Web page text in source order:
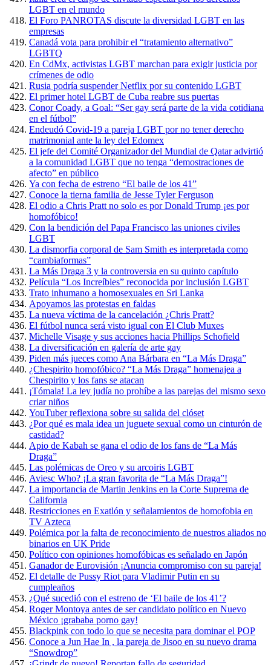
LGBT en el mundo
El Foro PANROTAS discute la diversidad LGBT en las
empresas
Canadá vota para prohibir el “tratamiento alternativo”
LGBTQ
En CdMx, activistas LGBT marchan para exigir justicia por
crímenes de odio
Rusia podría suspender Netflix por su contenido LGBT
El primer hotel LGBT de Cuba reabre sus puertas
Conor Coady, a Goal: “Ser gay será parte de la vida cotidiana
en el fútbol”
Endeudó Covid-19 a pareja LGBT por no tener derecho
matrimonial ante la ley del Edomex
El jefe del Comité Organizador del Mundial de Qatar advirtió
a la comunidad LGBT que no tenga “demostraciones de
afecto” en público
Ya con fecha de estreno “El baile de los 41”
Conoce la tierna familia de Jesse Tyler Ferguson
El odio a Chris Pratt no solo es por Donald Trump ¡es por
homofóbico!
Con la bendición del Papa Francisco las uniones civiles
LGBT
La dismorfia corporal de Sam Smith es interpretada como
“cambiaformas”
La Más Draga 3 y la controversia en su quinto capítulo
Película “Los Increíbles” reconocida por inclusión LGBT
Trato inhumano a homosexuales en Sri Lanka
Apoyamos las protestas en faldas
La nueva víctima de la cancelación ¿Chris Pratt?
El fútbol nunca será visto igual con El Club Muxes
Michelle Visage y sus acciones hacia Phillips Schofield
La diversificación en galería de arte gay
Piden más jueces como Ana Bárbara en “La Más Draga”
¿Chespirito homofóbico? “La Más Draga” homenajea a
Chespirito y los fans se atacan
¡Tómala! La ley judía no prohíbe a las parejas del mismo sexo
criar niños
YouTuber reflexiona sobre su salida del clóset
¿Por qué es mala idea un juguete sexual como un cinturón de
castidad?
Apio de Kabah se gana el odio de los fans de “La Más
Draga”
Las polémicas de Oreo y su arcoiris LGBT
Aviesc Who? ¡La gran favorita de “La Más Draga”!
La importancia de Martin Jenkins en la Corte Suprema de
California
Restricciones en Exatlón y señalamientos de homofobia en
TV Azteca
Polémica por la falta de reconocimiento de nuestros aliados no
binarios en UK Pride
Político con opiniones homofóbicas es señalado en Japón
Ganador de Eurovisión ¡Anuncia compromiso con su pareja!
El detalle de Pussy Riot para Vladimir Putin en su
cumpleaños
¿Qué sucedió con el estreno de ‘El baile de los 41’?
Roger Montoya antes de ser candidato político en Nuevo
México ¡grababa porno gay!
Blackpink con todo lo que se necesita para dominar el POP
Conoce a Jun Hae In , la pareja de Jisoo en su nuevo drama
“Snowdrop”